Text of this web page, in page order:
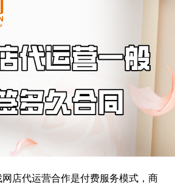
店代运营合作是付费服务模式，商